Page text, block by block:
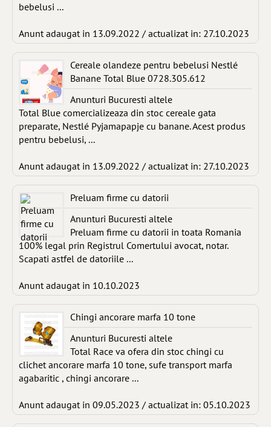
bebelusi ...
Anunt adaugat in 13.09.2022 / actualizat in: 27.10.2023
Cereale olandeze pentru bebelusi Nestlé
Banane Total Blue 0728.305.612
Anunturi Bucuresti altele
Total Blue comercializeaza din stoc cereale gata
preparate, Nestlé Pyjamapapje cu banane. Acest produs
pentru bebelusi, ...
Anunt adaugat in 13.09.2022 / actualizat in: 27.10.2023
Preluam firme cu datorii
Anunturi Bucuresti altele
Preluam firme cu datorii in toata Romania
100% legal prin Registrul Comertului avocat, notar.
Scapati astfel de datoriile ...
Anunt adaugat in 10.10.2023
Chingi ancorare marfa 10 tone
Anunturi Bucuresti altele
Total Race va ofera din stoc chingi cu
clichet ancorare marfa 10 tone, sufe transport marfa
agabaritic , chingi ancorare ...
Anunt adaugat in 09.05.2023 / actualizat in: 05.10.2023